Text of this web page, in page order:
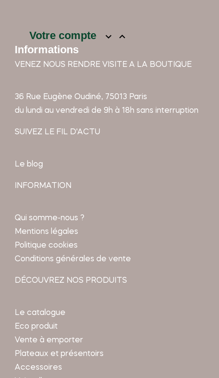
Votre compte  
Informations
VENEZ NOUS RENDRE VISITE A LA BOUTIQUE
36 Rue Eugène Oudiné, 75013 Paris
du lundi au vendredi de 9h à 18h sans interruption
SUIVEZ LE FIL D'ACTU
Le blog
INFORMATION
Qui somme-nous ?
Mentions légales
Politique cookies
Conditions générales de vente
DÉCOUVREZ NOS PRODUITS
Le catalogue
Eco produit
Vente à emporter
Plateaux et présentoirs
Accessoires